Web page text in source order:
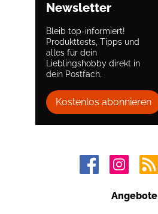
Newsletter
Bleib top-informiert!
Produkttests, Tipps und
alles für dein
Lieblingshobby direkt in
dein Postfach.
Kostenlos abonnieren
Angebote